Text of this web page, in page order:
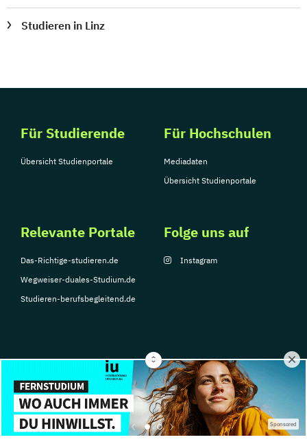
Sponsored
Studieren in Linz
Für Studierende
Übersicht Studienportale
Für Hochschulen
Mediadaten
Übersicht Studienportale
Relevante Portale
Das-Richtige-studieren.de
Wegweiser-duales-Studium.de
Studieren-berufsbegleitend.de
Folge uns auf
Instagram
© Copyright 2026, TarGroup Media GmbH
Impressum
Über
uns
Datenschutzerklärung Nutzungsbedingungen